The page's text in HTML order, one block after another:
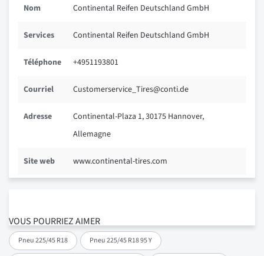
VOUS POURRIEZ AIMER
Pneu 225/45 R18 Pneu 225/45 R18 95 Y
Nom Continental Reifen Deutschland GmbH
Services Continental Reifen Deutschland GmbH
Téléphone +4951193801
Courriel Customerservice_Tires@conti.de
Adresse
Continental-Plaza 1, 30175 Hannover,
Allemagne
Site web www.continental-tires.com